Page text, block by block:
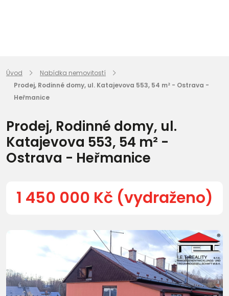
Úvod
Nabídka nemovitostí
Prodej, Rodinné domy, ul. Katajevova 553, 54 m² - Ostrava -
Heřmanice
Prodej, Rodinné domy, ul.
Katajevova 553, 54 m² -
Ostrava - Heřmanice
1 450 000 Kč (vydraženo)